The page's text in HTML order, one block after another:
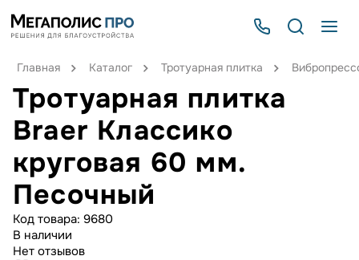
Главная Каталог Тротуарная плитка
Тротуарная плитка
Braer Классико
круговая 60 мм.
Песочный
Код товара: 9680
В наличии
Нет отзывов